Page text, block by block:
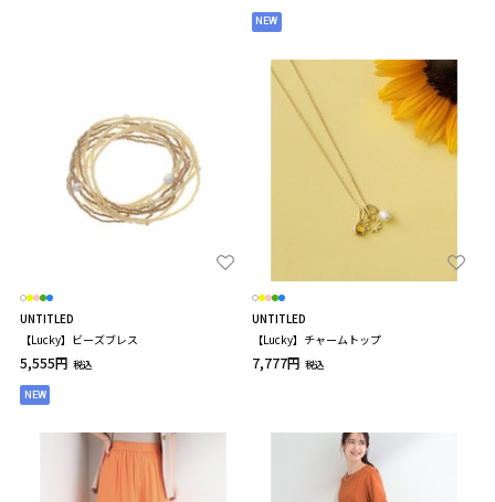
NEW
UNTITLED
【Lucky】ビーズブレス
5,555円 税込
NEW
UNTITLED
【Lucky】チャームトップ
7,777円 税込